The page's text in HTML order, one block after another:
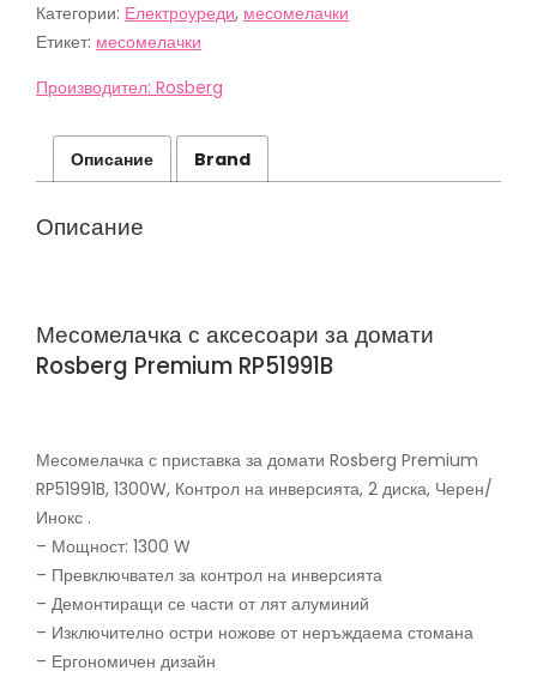
приставка
за
Rosberg
RP51991B,
1300W,
Контрол
инверсията,
Категории: Електроуреди, месомелачки
Етикет: месомелачки
Производител: Rosberg
Описание Brand
Описание
Месомелачка с аксесоари за домати
Rosberg Premium RP51991B
Месомелачка с приставка за домати Rosberg Premium
RP51991B, 1300W, Контрол на инверсията, 2 диска, Черен/
Инокс .
– Мощност: 1300 W
– Превключвател за контрол на инверсията
– Демонтиращи се части от лят алуминий
– Изключително остри ножове от неръждаема стомана
– Ергономичен дизайн